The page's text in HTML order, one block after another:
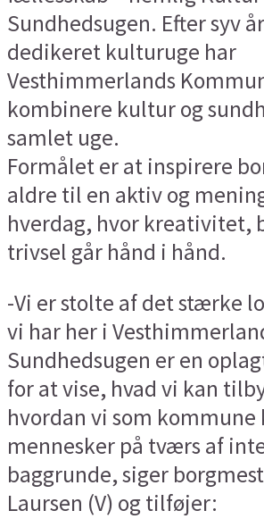
Sundhedsugen. Efter syv
dedikeret kulturuge har
Vesthimmerlands
kombinere kultur og
samlet uge.
Formålet er at inspirere
aldre til en aktiv og
hverdag, hvor kreativitet,
trivsel går hånd i hånd.
-Vi er stolte af det stærke
vi har her i
Sundhedsugen er en
for at vise, hvad vi kan
hvordan vi som kommune
mennesker på tværs af
baggrunde, siger
Laursen (V) og tilføjer: